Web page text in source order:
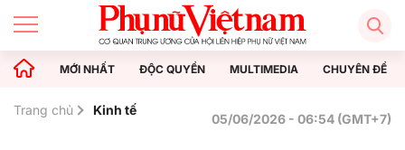
MỚI NHẤT ĐỘC QUYỀN MULTIMEDIA CHUYÊN ĐỀ
Trang chủ Kinh tế
05/06/2026 - 06:54 (GMT+7)